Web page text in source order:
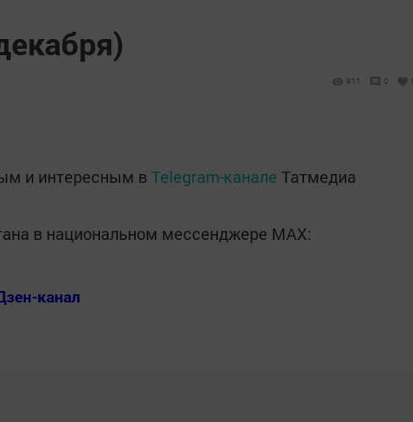
911 0
и интересным в Telegram-канале Татмедиа
в национальном мессенджере MАХ:
канал